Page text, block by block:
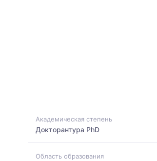
Академическая степень
Докторантура PhD
Область образования